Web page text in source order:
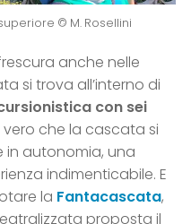
© M. Rosellini
anche nelle
si trova all’interno di
con sei
vero che la cascata si
in autonomia, una
indimenticabile. E
la Fantacascata,
proposta il